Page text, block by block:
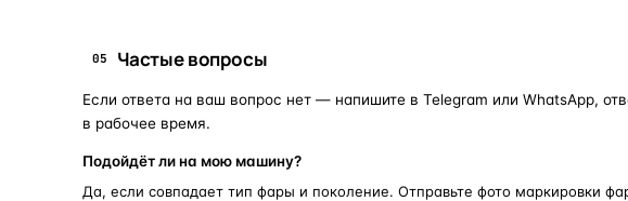
05 Частые вопросы
Если ответа на ваш вопрос нет — напишите в Telegram или WhatsApp,
в рабочее время.
Подойдёт ли на мою машину?
Да, если совпадает тип фары и поколение. Отправьте фото маркировки